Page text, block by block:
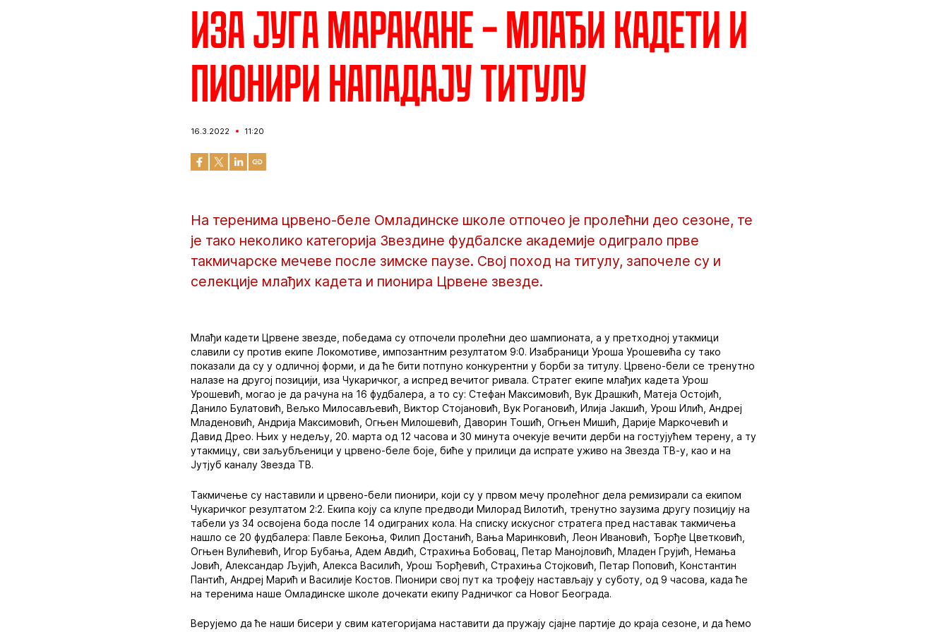
Иза југа Маракане – Млађи кадети и
пионири нападају титулу
16.3.2022 11:20
На теренима црвено-беле Омладинске школе отпочео је пролећни део сезоне, те
је тако неколико категорија Звездине фудбалске академије одиграло прве
такмичарске мечеве после зимске паузе. Свој поход на титулу, започеле су и
селекције млађих кадета и пионира Црвене звезде.
Млађи кадети Црвене звезде, победама су отпочели пролећни део шампионата, а у претходној утакмици
славили су против екипе Локомотиве, импозантним резултатом 9:0. Изабраници Уроша Урошевића су тако
показали да су у одличној форми, и да ће бити потпуно конкурентни у борби за титулу. Црвено-бели се тренутно
налазе на другој позицији, иза Чукаричког, а испред вечитог ривала. Стратег екипе млађих кадета Урош
Урошевић, могао је да рачуна на 16 фудбалера, а то су: Стефан Максимовић, Вук Драшкић, Матеја Остојић,
Данило Булатовић, Вељко Милосављевић, Виктор Стојановић, Вук Рогановић, Илија Јакшић, Урош Илић, Андреј
Младеновић, Андрија Максимовић, Огњен Милошевић, Даворин Тошић, Огњен Мишић, Дарије Маркочевић и
Давид Дрео. Њих у недељу, 20. марта од 12 часова и 30 минута очекује вечити дерби на гостујућем терену, а ту
утакмицу, сви заљубљеници у црвено-беле боје, биће у прилици да испрате уживо на Звезда ТВ-у, као и на
Јутјуб каналу Звезда ТВ.
Такмичење су наставили и црвено-бели пионири, који су у првом мечу пролећног дела ремизирали са екипом
Чукаричког резултатом 2:2. Екипа коју са клупе предводи Милорад Вилотић, тренутно заузима другу позицију на
табели уз 34 освојена бода после 14 одиграних кола. На списку искусног стратега пред наставак такмичења
нашло се 20 фудбалера: Павле Бекоња, Филип Достанић, Вања Маринковић, Леон Ивановић, Ђорђе Цветковић,
Огњен Вулићевић, Игор Бубања, Адем Авдић, Страхиња Бобовац, Петар Манојловић, Младен Грујић, Немања
Јовић, Александар Љујић, Алекса Василић, Урош Ђорђевић, Страхиња Стојковић, Петар Поповић, Константин
Пантић, Андреј Марић и Василије Костов. Пионири свој пут ка трофеју настављају у суботу, од 9 часова, када ће
на теренима наше Омладинске школе дочекати екипу Радничког са Новог Београда.
Верујемо да ће наши бисери у свим категоријама наставити да пружају сјајне партије до краја сезоне, и да ћемо